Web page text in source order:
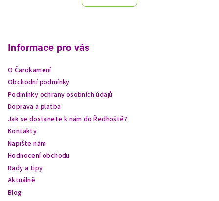
Informace pro vás
O Čarokamení
Obchodní podmínky
Podmínky ochrany osobních údajů
Doprava a platba
Jak se dostanete k nám do Ředhoště?
Kontakty
Napište nám
Hodnocení obchodu
Rady a tipy
Aktuálně
Blog